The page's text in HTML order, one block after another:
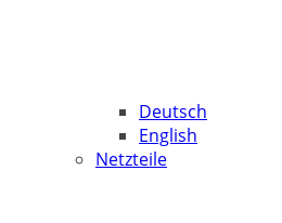
Deutsch
English
Netzteile